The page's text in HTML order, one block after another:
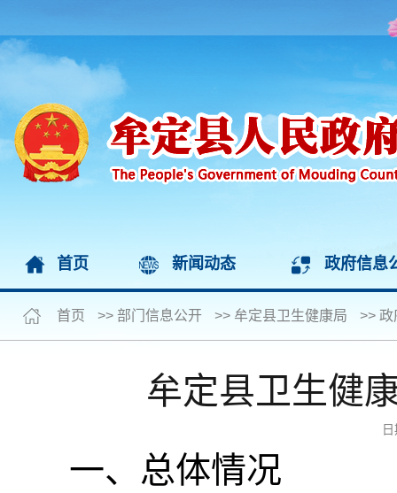
首页 新闻动态 政府信息
首页 >> 部门信息公开 >> 牟定县卫生健康局 >> 政
牟定县卫生健
一、总体情况